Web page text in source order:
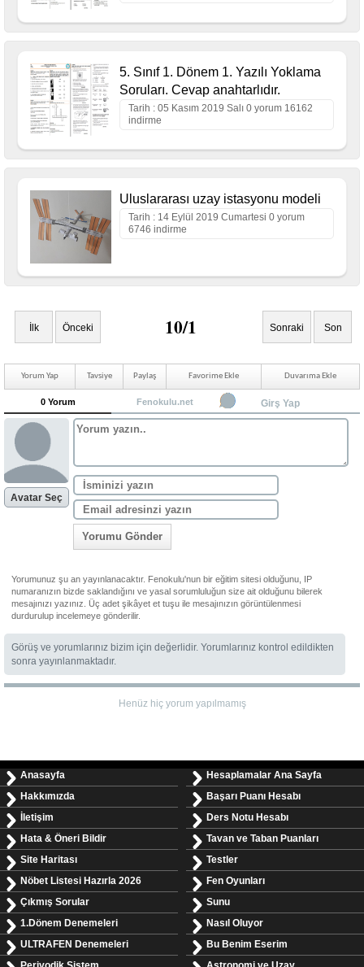
5. Sınıf 1. Dönem 1. Yazılı Yoklama
Soruları. Cevap anahtarlıdır.
Tarih : 05 Kasım 2019 Salı 0 yorum 16162
indirme
Uluslararası uzay istasyonu modeli
Tarih : 14 Eylül 2019 Cumartesi 0 yorum
6746 indirme
İlk Önceki 10/1 Sonraki Son
Yorum Yap Tavsiye Paylaş Favorime Ekle Duvarıma Ekle
0 Yorum Fenokulu.net Girş Yap
Avatar Seç
Yorumu Gönder
Yorumunuz şu an yayınlanacaktır. Fenokulu'nun bir eğitim sitesi olduğunu, IP
numaranızın bizde saklandığını ve yasal sorumluluğun size ait olduğunu bilerek
mesajınızı yazınız. Üç adet şikâyet et tuşu ile mesajınızın görüntülenmesi
durdurulup incelemeye gönderilir.
Görüş ve yorumlarınız bizim için değerlidir. Yorumlarınız kontrol edildikten
sonra yayınlanmaktadır.
Henüz hiç yorum yapılmamış
Anasayfa
Hakkımızda
İletişim
Hata & Öneri Bildir
Site Haritası
Nöbet Listesi Hazırla 2026
Çıkmış Sorular
1.Dönem Denemeleri
ULTRAFEN Denemeleri
Hesaplamalar Ana Sayfa
Başarı Puanı Hesabı
Ders Notu Hesabı
Tavan ve Taban Puanları
Testler
Fen Oyunları
Sunu
Nasıl Oluyor
Bu Benim Eserim